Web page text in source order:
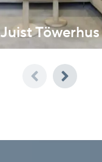
Juist Töwerhus